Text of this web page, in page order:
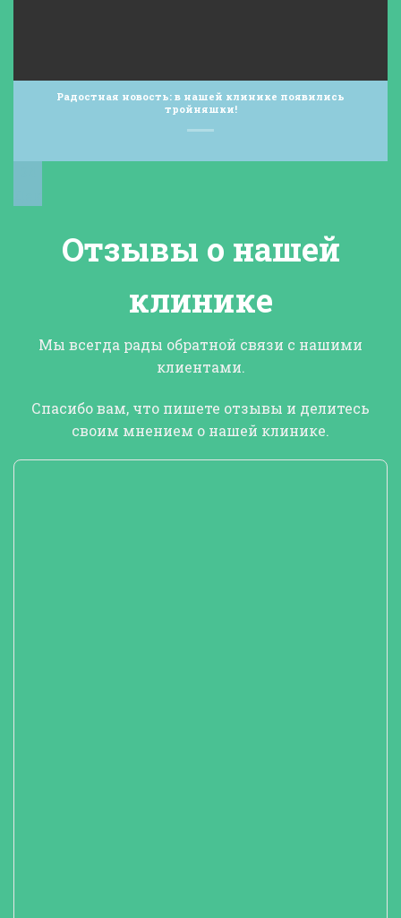
Радостная новость: в нашей клинике появились
тройняшки!
Отзывы о нашей
клинике
Мы всегда рады обратной связи с нашими
клиентами.
Спасибо вам, что пишете отзывы и делитесь
своим мнением о нашей клинике.